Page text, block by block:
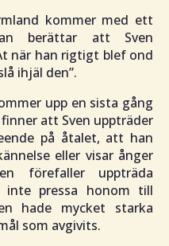
kommer med ett
berättar att Sven
när han rigtigt blef ond
ihjäl den”.
upp en sista gång
att Sven uppträder
på åtalet, att han
eller visar ånger
förefaller uppträda
pressa honom till
hade mycket starka
som avgivits.